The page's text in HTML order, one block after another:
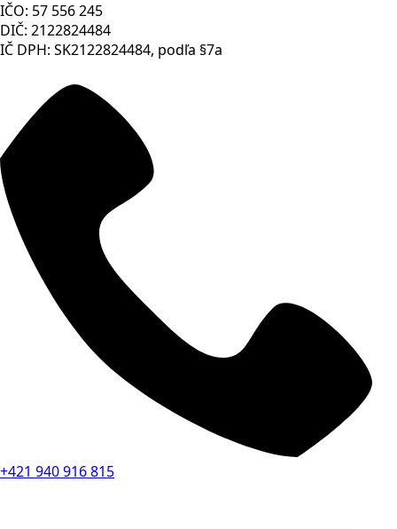
IČO: 57 556 245
DIČ: 2122824484
IČ DPH: SK2122824484, podľa §7a
+421 940 916 815